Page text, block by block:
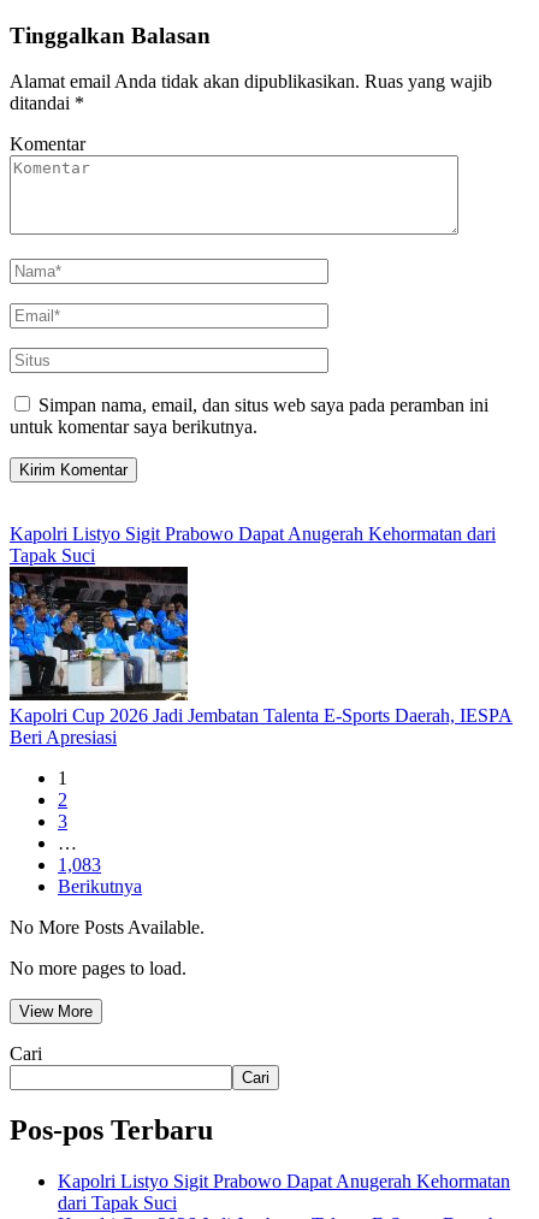
Tinggalkan Balasan
Alamat email Anda tidak akan dipublikasikan. Ruas yang wajib
ditandai *
Komentar
Simpan nama, email, dan situs web saya pada peramban ini
untuk komentar saya berikutnya.
Kapolri Listyo Sigit Prabowo Dapat Anugerah Kehormatan dari
Tapak Suci
Kapolri Cup 2026 Jadi Jembatan Talenta E-Sports Daerah, IESPA
Beri Apresiasi
1
2
3
…
1,083
Berikutnya
No More Posts Available.
No more pages to load.
View More
Cari
Cari
Pos-pos Terbaru
Kapolri Listyo Sigit Prabowo Dapat Anugerah Kehormatan
dari Tapak Suci